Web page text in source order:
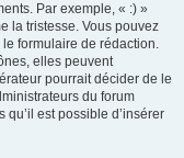
Par exemple, « :) »
la tristesse. Vous pouvez
formulaire de rédaction.
elles peuvent
pourrait décider de le
du forum
est possible d’insérer